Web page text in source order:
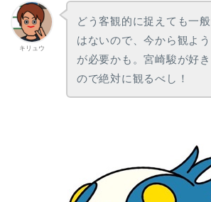
キリュウ
どう客観的に捉えても一
はないので、今から観よ
が必要かも。宮崎駿が好
ので絶対に観るべし！